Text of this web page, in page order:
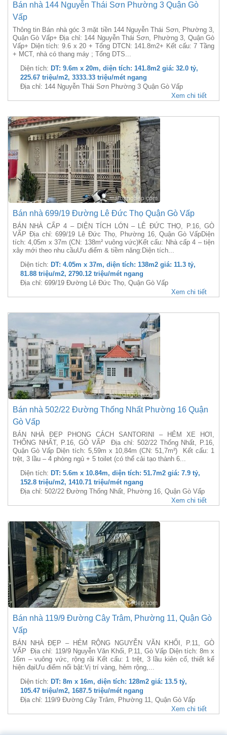
Bán nhà 144 Nguyễn Thái Sơn Phường 3 Quận Gò
Vấp
Thông tin Bán nhà góc 3 mặt tiền 144 Nguyễn Thái Sơn, Phường 3,
Quận Gò Vấp+ Địa chỉ: 144 Nguyễn Thái Sơn, Phường 3, Quận Gò
Vấp+ Diện tích: 9.6 x 20 + Tổng DTCN: 141.8m2+ Kết cấu: 7 Tầng
+ MCT, nhà có thang máy ; Tổng DTS...
Diện tích: DT: 9.6m x 20m, diện tích: 141.8m2 giá: 32.0 tỷ,
225.67 triệu/m2, 3333.33 triệu/mét ngang
Địa chỉ: 144 Nguyễn Thái Sơn Phường 3 Quận Gò Vấp
Xem chi tiết
Bán nhà 699/19 Đường Lê Đức Thọ Quận Gò Vấp
BÁN NHÀ CẤP 4 – DIỆN TÍCH LỚN – LÊ ĐỨC THỌ, P.16, GÒ
VẤP Địa chỉ: 699/19 Lê Đức Thọ, Phường 16, Quận Gò VấpDiện
tích: 4,05m x 37m (CN: 138m² vuông vức)Kết cấu: Nhà cấp 4 – tiện
xây mới theo nhu cầuƯu điểm & tiềm năng:Diện tích...
Diện tích: DT: 4.05m x 37m, diện tích: 138m2 giá: 11.3 tỷ,
81.88 triệu/m2, 2790.12 triệu/mét ngang
Địa chỉ: 699/19 Đường Lê Đức Thọ, Quận Gò Vấp
Xem chi tiết
Bán nhà 502/22 Đường Thống Nhất Phường 16 Quận
Gò Vấp
BÁN NHÀ ĐẸP PHONG CÁCH SANTORINI – HẺM XE HƠI,
THỐNG NHẤT, P.16, GÒ VẤP Địa chỉ: 502/22 Thống Nhất, P.16,
Quận Gò Vấp Diện tích: 5,59m x 10,84m (CN: 51,7m²) Kết cấu: 1
trệt, 3 lầu – 4 phòng ngủ + 5 toilet (có thể cải tạo thành 6...
Diện tích: DT: 5.6m x 10.84m, diện tích: 51.7m2 giá: 7.9 tỷ,
152.8 triệu/m2, 1410.71 triệu/mét ngang
Địa chỉ: 502/22 Đường Thống Nhất, Phường 16, Quận Gò Vấp
Xem chi tiết
Bán nhà 119/9 Đường Cây Trâm, Phường 11, Quận Gò
Vấp
BÁN NHÀ ĐẸP – HẺM RỘNG NGUYỄN VĂN KHỐI, P.11, GÒ
VẤP Địa chỉ: 119/9 Nguyễn Văn Khối, P.11, Gò Vấp Diện tích: 8m x
16m – vuông vức, rộng rãi Kết cấu: 1 trệt, 3 lầu kiên cố, thiết kế
hiện đạiƯu điểm nổi bật:Vị trí vàng, hẻm rộng,...
Diện tích: DT: 8m x 16m, diện tích: 128m2 giá: 13.5 tỷ,
105.47 triệu/m2, 1687.5 triệu/mét ngang
Địa chỉ: 119/9 Đường Cây Trâm, Phường 11, Quận Gò Vấp
Xem chi tiết